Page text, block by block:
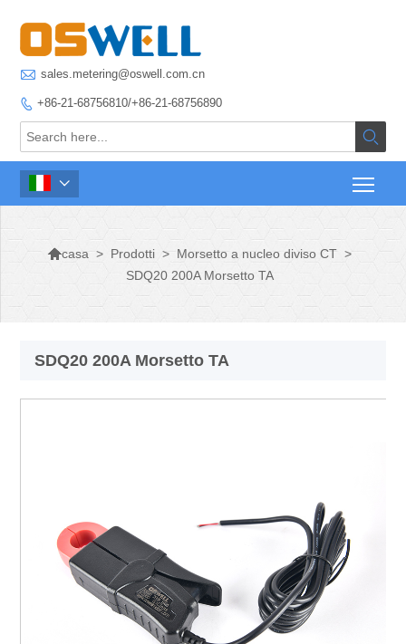
 sales.metering@oswell.com.cn
 +86-21-68756810/+86-21-68756890


casa > Prodotti > Morsetto a nucleo diviso CT >
SDQ20 200A Morsetto TA
SDQ20 200A Morsetto TA